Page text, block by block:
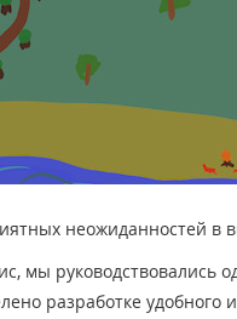
неожиданностей в
мы руководствовались
разработке